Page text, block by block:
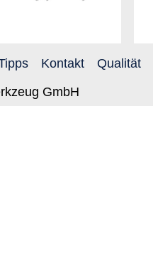
Kontakt Qualität
GmbH